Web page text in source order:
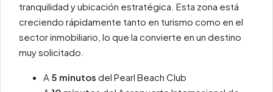
tranquilidad y ubicación estratégica. Esta zona está
creciendo rápidamente tanto en turismo como en el
sector inmobiliario, lo que la convierte en un destino
muy solicitado.
A 5 minutos del Pearl Beach Club